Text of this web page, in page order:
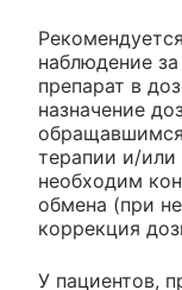
наблюдение
препарат в
назначение
терапии и/
необходим
обмена (при
коррекция
У пациентов,